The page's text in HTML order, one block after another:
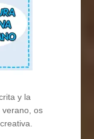
y la
verano, os